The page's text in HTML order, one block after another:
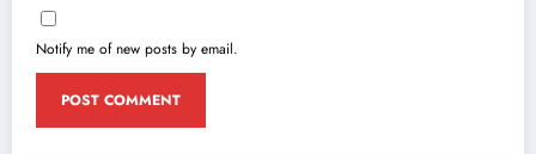
Notify me of new posts by email.